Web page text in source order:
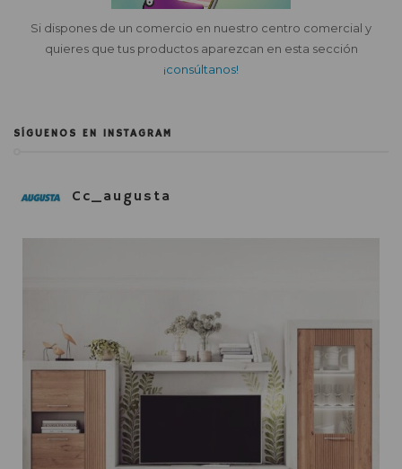
Si dispones de un comercio en nuestro centro comercial y
quieres que tus productos aparezcan en esta sección
¡consúltanos!
SÍGUENOS EN INSTAGRAM
Cc_augusta